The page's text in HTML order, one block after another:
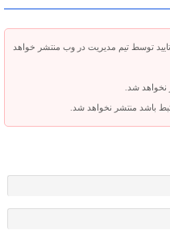
توسط تیم مدیریت در وب منتشر خواهد
نخواهد شد.
باشد منتشر نخواهد شد.